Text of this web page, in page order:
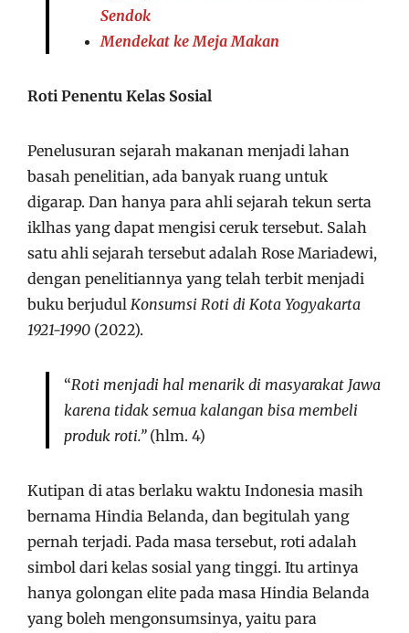
Sendok
Mendekat ke Meja Makan
Roti Penentu Kelas Sosial
Penelusuran sejarah makanan menjadi lahan
basah penelitian, ada banyak ruang untuk
digarap. Dan hanya para ahli sejarah tekun serta
iklhas yang dapat mengisi ceruk tersebut. Salah
satu ahli sejarah tersebut adalah Rose Mariadewi,
dengan penelitiannya yang telah terbit menjadi
buku berjudul Konsumsi Roti di Kota Yogyakarta
1921-1990 (2022).
“Roti menjadi hal menarik di masyarakat Jawa
karena tidak semua kalangan bisa membeli
produk roti.”(hlm. 4)
Kutipan di atas berlaku waktu Indonesia masih
bernama Hindia Belanda, dan begitulah yang
pernah terjadi. Pada masa tersebut, roti adalah
simbol dari kelas sosial yang tinggi. Itu artinya
hanya golongan elite pada masa Hindia Belanda
yang boleh mengonsumsinya, yaitu para